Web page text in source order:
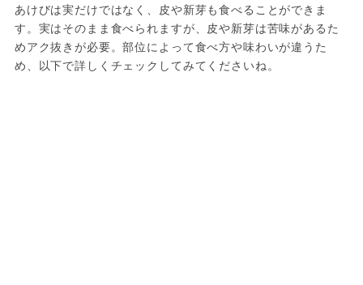
あけびは実だけではなく、皮や新芽も食べることができま
す。実はそのまま食べられますが、皮や新芽は苦味があるた
めアク抜きが必要。部位によって食べ方や味わいが違うた
め、以下で詳しくチェックしてみてくださいね。